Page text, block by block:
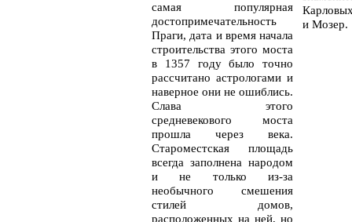
самая популярная
достопримечательность
Праги, дата и время начала
строительства этого моста
в 1357 году было точно
рассчитано астрологами и
наверное они не ошиблись.
Слава этого
средневекового моста
прошла через века.
Староместская площадь
всегда заполнена народом
и не только из-за
необычного смешения
стилей домов,
расположенных на ней, но
и Мозер.